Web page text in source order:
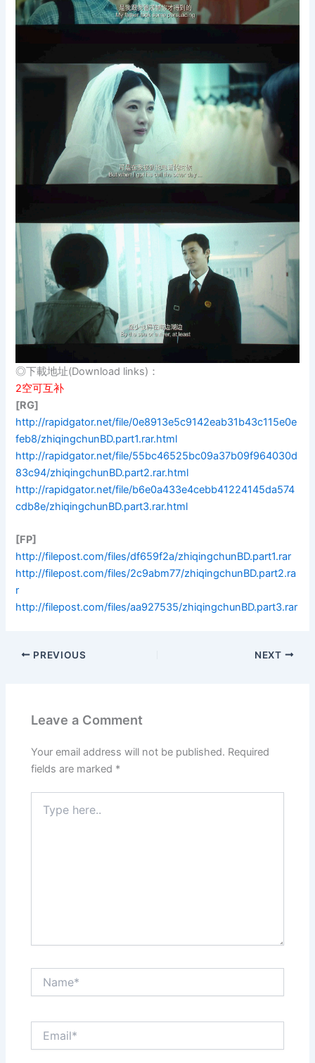
◎下載地址(Download links)：
2空可互补
[RG]
http://rapidgator.net/file/0e8913e5c9142eab31b43c115e0e
feb8/zhiqingchunBD.part1.rar.html
http://rapidgator.net/file/55bc46525bc09a37b09f964030d
83c94/zhiqingchunBD.part2.rar.html
http://rapidgator.net/file/b6e0a433e4cebb41224145da574
cdb8e/zhiqingchunBD.part3.rar.html
[FP]
http://filepost.com/files/df659f2a/zhiqingchunBD.part1.rar
http://filepost.com/files/2c9abm77/zhiqingchunBD.part2.ra
r
http://filepost.com/files/aa927535/zhiqingchunBD.part3.rar
PREVIOUS NEXT
Leave a Comment
Your email address will not be published. Required
fields are marked *
here..